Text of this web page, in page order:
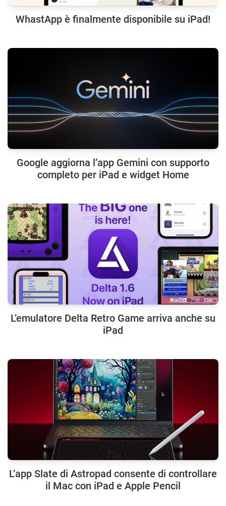
WhastApp è finalmente disponibile su iPad!
Google aggiorna l’app Gemini con supporto
completo per iPad e widget Home
L’emulatore Delta Retro Game arriva anche su
iPad
L’app Slate di Astropad consente di controllare
il Mac con iPad e Apple Pencil